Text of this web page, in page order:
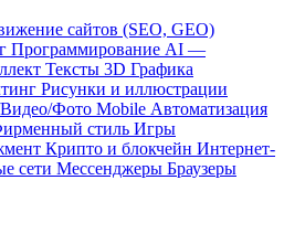
сайтов (SEO, GEO)
Программирование AI —
Тексты 3D Графика
Рисунки и иллюстрации
Фото Mobile Автоматизация
стиль Игры
Крипто и блокчейн Интернет-
сети Мессенджеры Браузеры